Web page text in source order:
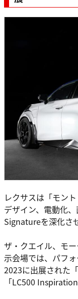
レクサスは「モン
デザイン、電動化
Signatureを深化さ
ザ・クエイル、モ
示会場では、パフ
2023に出展された「
「LC500